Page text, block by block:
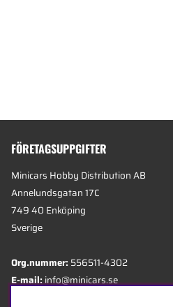
FÖRETAGSUPPGIFTER
Minicars Hobby Distribution AB
Annelundsgatan 17C
749 40 Enköping
Sverige
Org.nummer:556511-4302
E-mail:info@minicars.se